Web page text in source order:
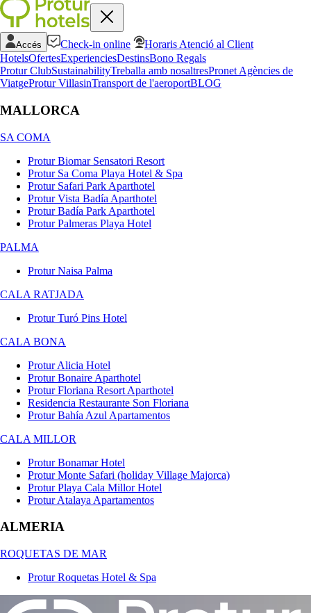
Accés Check-in online
Horaris Atenció al Client
HotelsOfertesExperienciesDestinsBono Regals
Protur ClubSustainabilityTreballa amb nosaltresPronet Agències de
ViatgeProtur VillasinTransport de l'aeroportBLOG
MALLORCA
SA COMA
Protur Biomar Sensatori Resort
Protur Sa Coma Playa Hotel & Spa
Protur Safari Park Aparthotel
Protur Vista Badía Aparthotel
Protur Badía Park Aparthotel
Protur Palmeras Playa Hotel
PALMA
Protur Naisa Palma
CALA RATJADA
Protur Turó Pins Hotel
CALA BONA
Protur Alicia Hotel
Protur Bonaire Aparthotel
Protur Floriana Resort Aparthotel
Residencia Restaurante Son Floriana
Protur Bahía Azul Apartamentos
CALA MILLOR
Protur Bonamar Hotel
Protur Monte Safari (holiday Village Majorca)
Protur Playa Cala Millor Hotel
Protur Atalaya Apartamentos
ALMERIA
ROQUETAS DE MAR
Protur Roquetas Hotel & Spa